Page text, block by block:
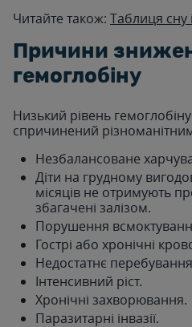
Читайте також: Таблиця сну
Причини
гемоглобіну
Низький рівень
спричинений
Незбалансоване
Діти на грудному
місяців не отримують
збагачені залізом.
Порушення
Гострі або хронічні
Недостатнє
Інтенсивний ріст.
Хронічні захворювання.
Паразитарні інвазії.